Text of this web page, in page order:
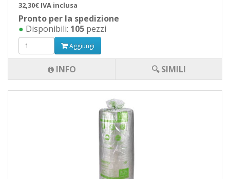
32,30€ IVA inclusa
Pronto per la spedizione
● Disponibili: 105 pezzi
Aggiungi
INFO 🔍 SIMILI